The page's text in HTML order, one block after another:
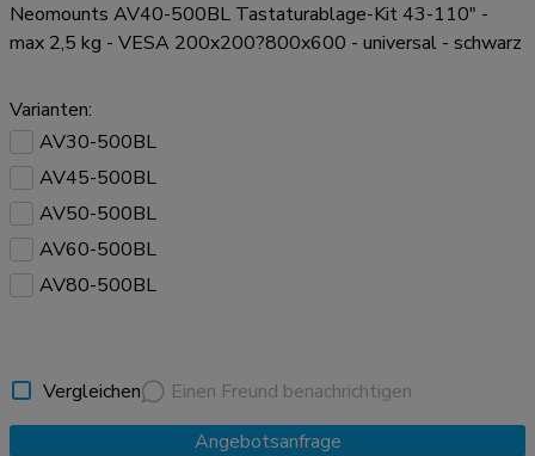
Neomounts AV40-500BL Tastaturablage-Kit 43-110" -
max 2,5 kg - VESA 200x200?800x600 - universal - schwarz
Varianten:
AV30-500BL
AV45-500BL
AV50-500BL
AV60-500BL
AV80-500BL
Vergleichen
Einen Freund benachrichtigen
Angebotsanfrage